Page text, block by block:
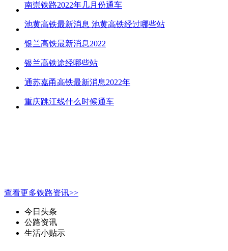
南崇铁路2022年几月份通车
池黄高铁最新消息 池黄高铁经过哪些站
银兰高铁最新消息2022
银兰高铁途经哪些站
通苏嘉甬高铁最新消息2022年
重庆跳江线什么时候通车
查看更多铁路资讯>>
今日头条
公路资讯
生活小贴示